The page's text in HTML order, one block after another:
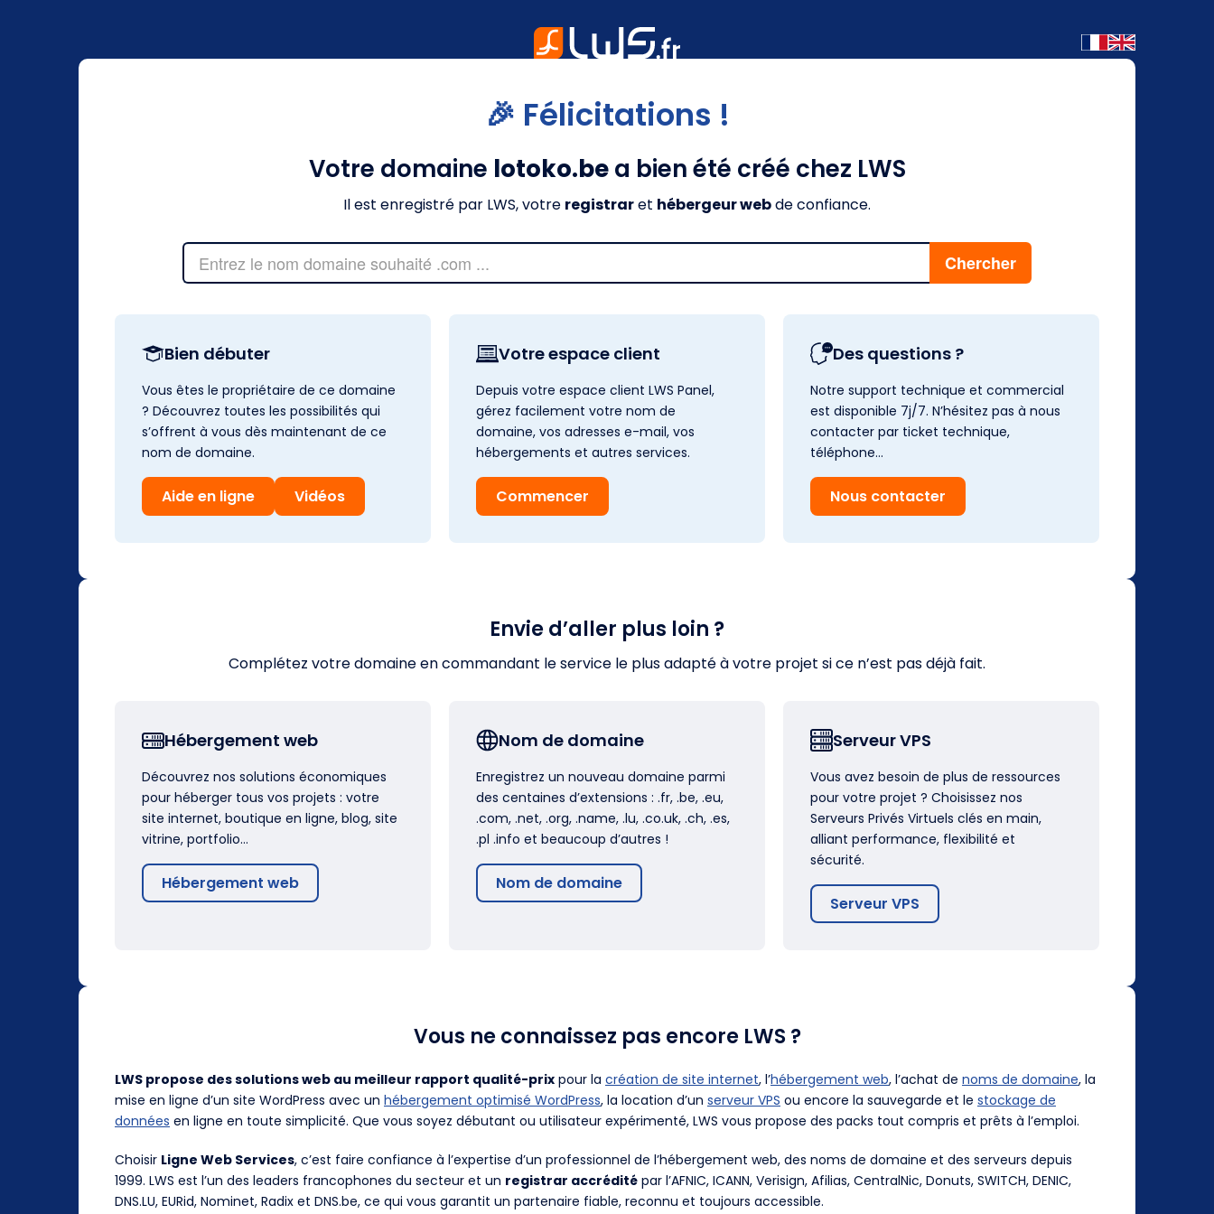
🎉 Félicitations !
Votre domaine lotoko.bea bien été créé chez LWS
Il est enregistré par LWS, votre registraret hébergeur webde confiance.
Bien débuter
Vous êtes le propriétaire de ce domaine
? Découvrez toutes les possibilités qui
s’offrent à vous dès maintenant de ce
nom de domaine.
Aide en ligne Vidéos
Votre espace client
Depuis votre espace client LWS Panel,
gérez facilement votre nom de
domaine, vos adresses e-mail, vos
hébergements et autres services.
Commencer
Des questions ?
Notre support technique et commercial
est disponible 7j/7. N’hésitez pas à nous
contacter par ticket technique,
téléphone…
Nous contacter
Envie d’aller plus loin ?
Complétez votre domaine en commandant le service le plus adapté à votre projet si ce n’est pas déjà fait.
Hébergement web
Découvrez nos solutions économiques
pour héberger tous vos projets : votre
site internet, boutique en ligne, blog, site
vitrine, portfolio…
Hébergement web
Nom de domaine
Enregistrez un nouveau domaine parmi
des centaines d’extensions : .fr, .be, .eu,
.com, .net, .org, .name, .lu, .co.uk, .ch, .es,
.pl .info et beaucoup d’autres !
Nom de domaine
Serveur VPS
Vous avez besoin de plus de ressources
pour votre projet ? Choisissez nos
Serveurs Privés Virtuels clés en main,
alliant performance, flexibilité et
sécurité.
Serveur VPS
Vous ne connaissez pas encore LWS ?
LWS propose des solutions web au meilleur rapport qualité-prix pour la création de site internet, l’hébergement web, l’achat de noms de domaine, la
mise en ligne d’un site WordPress avec un hébergement optimisé WordPress, la location d’un serveur VPS ou encore la sauvegarde et le stockage de
données en ligne en toute simplicité. Que vous soyez débutant ou utilisateur expérimenté, LWS vous propose des packs tout compris et prêts à l’emploi.
Choisir Ligne Web Services, c’est faire confiance à l’expertise d’un professionnel de l’hébergement web, des noms de domaine et des serveurs depuis
1999. LWS est l’un des leaders francophones du secteur et un registrar accrédité par l’AFNIC, ICANN, Verisign, Afilias, CentralNic, Donuts, SWITCH, DENIC,
DNS.LU, EURid, Nominet, Radix et DNS.be, ce qui vous garantit un partenaire fiable, reconnu et toujours accessible.